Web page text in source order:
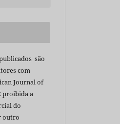
são
com
Journal of
proibida a
do
outro